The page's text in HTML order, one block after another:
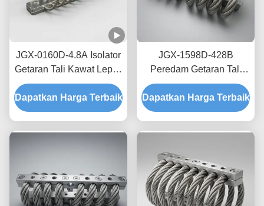
JGX-0160D-4.8A Isolator
Getaran Tali Kawat Lepas
Pantai Laut Bebas
Perawatan Shock Mount
Baja Tahan Karat
Dapatkan Harga Terbaik
JGX-1598D-428B
Peredam Getaran Tali
Kawat Tanpa Creep,
Gesekan Bebas Oli,
Peredam untuk
Dapatkan Harga Terbaik